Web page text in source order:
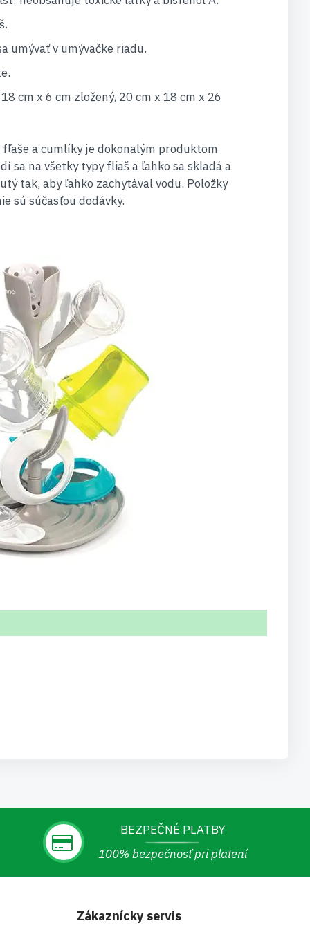
umývať v umývačke riadu.
cm x 6 cm zložený, 20 cm x 18 cm x 26
fľaše a cumlíky je dokonalým produktom
sa na všetky typy fliaš a ľahko sa skladá a
tak, aby ľahko zachytával vodu. Položky
sú súčasťou dodávky.
BEZPEČNÉ PLATBY
100% bezpečnosť pri platení
Zákaznícky servis